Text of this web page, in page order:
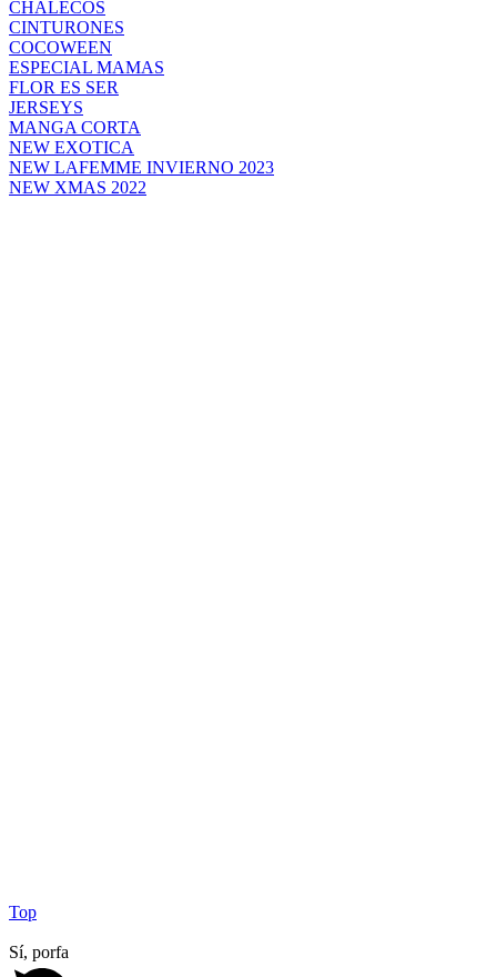
CHALECOS
CINTURONES
COCOWEEN
ESPECIAL MAMAS
FLOR ES SER
JERSEYS
MANGA CORTA
NEW EXOTICA
NEW LAFEMME INVIERNO 2023
NEW XMAS 2022
Top
Sí, porfa